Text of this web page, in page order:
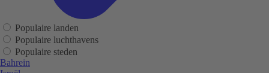
Populaire landen
Populaire luchthavens
Populaire steden
Bahrein